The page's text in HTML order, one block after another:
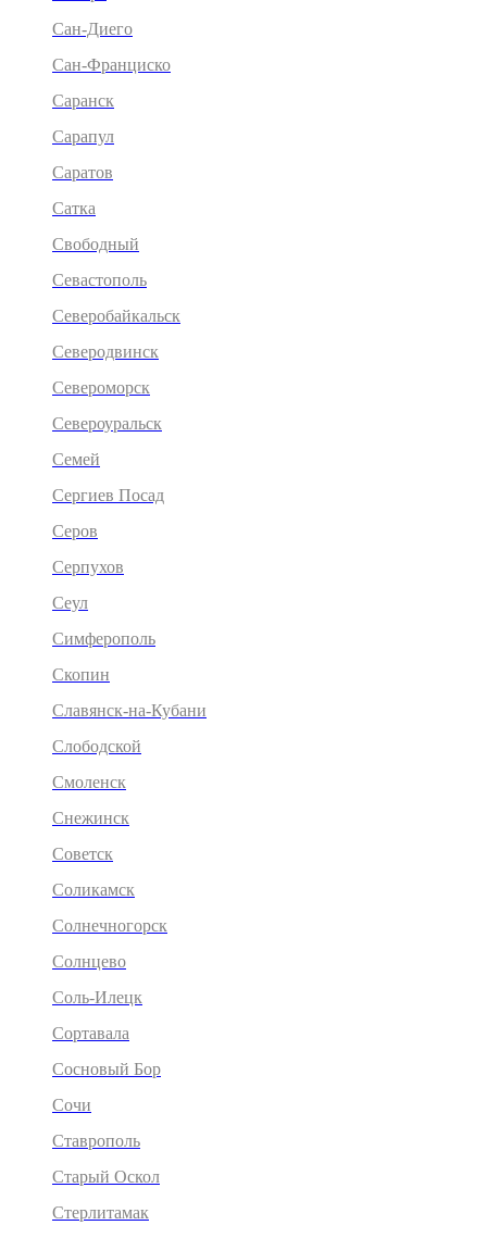
Сан-Диего
Сан-Франциско
Саранск
Сарапул
Саратов
Сатка
Свободный
Севастополь
Северобайкальск
Северодвинск
Североморск
Североуральск
Семей
Сергиев Посад
Серов
Серпухов
Сеул
Симферополь
Скопин
Славянск-на-Кубани
Слободской
Смоленск
Снежинск
Советск
Соликамск
Солнечногорск
Солнцево
Соль-Илецк
Сортавала
Сосновый Бор
Сочи
Ставрополь
Старый Оскол
Стерлитамак